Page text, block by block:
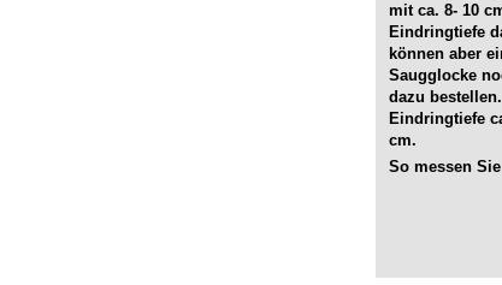
mit ca. 8- 10
Eindringtiefe
können aber
Saugglocke
dazu bestellen.
Eindringtiefe
cm.
So messen Sie